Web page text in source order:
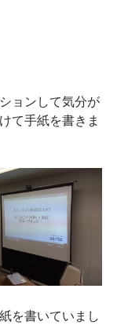
ョンして気分が
て手紙を書きま
を書いていまし